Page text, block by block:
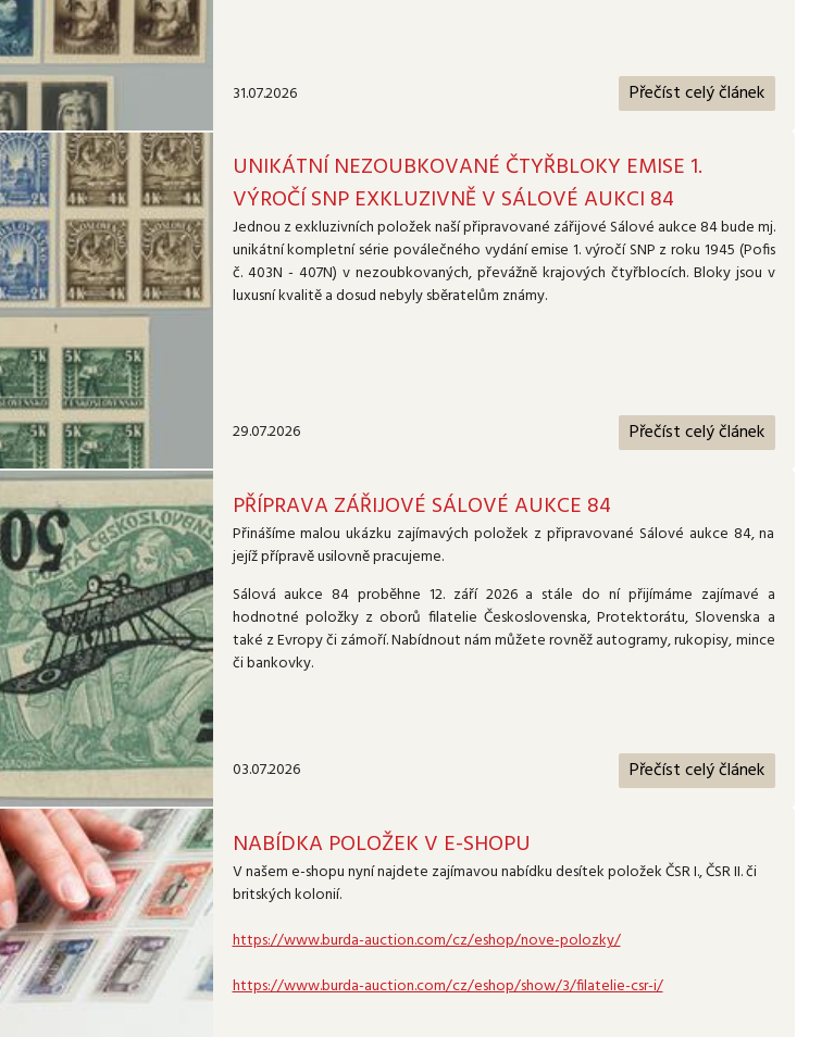
31.07.2026 Přečíst celý článek
UNIKÁTNÍ NEZOUBKOVANÉ ČTYŘBLOKY EMISE 1.
VÝROČÍ SNP EXKLUZIVNĚ V SÁLOVÉ AUKCI 84
Jednou z exkluzivních položek naší připravované zářijové Sálové aukce 84 bude mj.
unikátní kompletní série poválečného vydání emise 1. výročí SNP z roku 1945 (Pofis
č. 403N - 407N) v nezoubkovaných, převážně krajových čtyřblocích. Bloky jsou v
luxusní kvalitě a dosud nebyly sběratelům známy.
29.07.2026 Přečíst celý článek
PŘÍPRAVA ZÁŘIJOVÉ SÁLOVÉ AUKCE 84
Přinášíme malou ukázku zajímavých položek z připravované Sálové aukce 84, na
jejíž přípravě usilovně pracujeme.
Sálová aukce 84 proběhne 12. září 2026 a stále do ní přijímáme zajímavé a
hodnotné položky z oborů filatelie Československa, Protektorátu, Slovenska a
také z Evropy či zámoří. Nabídnout nám můžete rovněž autogramy, rukopisy, mince
či bankovky.
03.07.2026 Přečíst celý článek
NABÍDKA POLOŽEK V E-SHOPU
V našem e-shopu nyní najdete zajímavou nabídku desítek položek ČSR I., ČSR II. či
britských kolonií.
https://www.burda-auction.com/cz/eshop/nove-polozky/
https://www.burda-auction.com/cz/eshop/show/3/filatelie-csr-i/